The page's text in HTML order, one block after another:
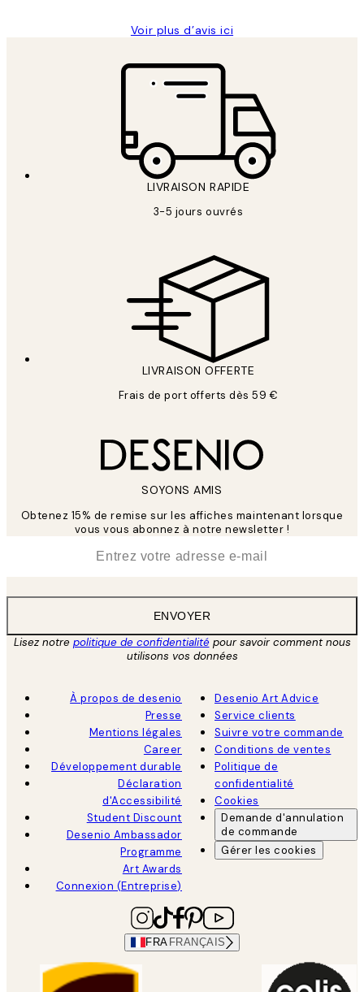
Voir plus d’avis ici
LIVRAISON RAPIDE
3-5 jours ouvrés
LIVRAISON OFFERTE
Frais de port offerts dès 59 €
SOYONS AMIS
Obtenez 15% de remise sur les affiches maintenant lorsque
vous vous abonnez à notre newsletter !
ENVOYER
Lisez notre politique de confidentialitépour savoir comment nous
utilisons vos données
À propos de desenio
Presse
Mentions légales
Career
Développement durable
Déclaration
d'Accessibilité
Student Discount
Desenio Ambassador
Programme
Art Awards
Connexion (Entreprise)
Desenio Art Advice
Service clients
Suivre votre commande
Conditions de ventes
Politique de
confidentialité
Cookies
Demande d'annulation
de commande
Gérer les cookies
FRA FRANÇAIS